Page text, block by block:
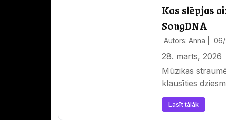
Kas slēpjas
SongDNA
Autors: Anna |
28. marts, 2026
Mūzikas
klausīties
Lasīt tālāk